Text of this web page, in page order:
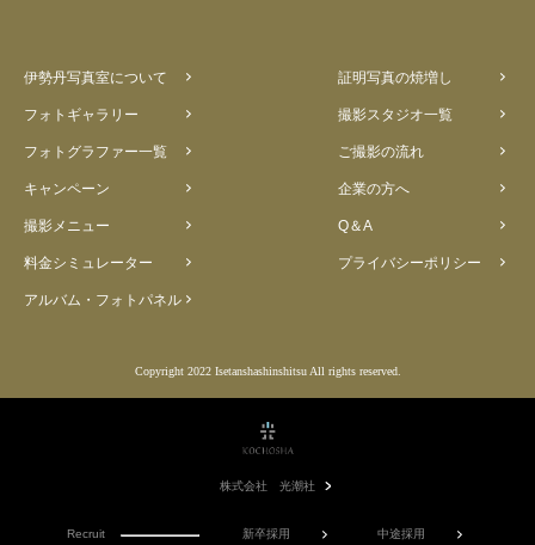
伊勢丹写真室について 証明写真の焼増し
フォトギャラリー 撮影スタジオ一覧
フォトグラファー一覧 ご撮影の流れ
キャンペーン 企業の方へ
撮影メニュー Q＆A
料金シミュレーター プライバシーポリシー
アルバム・フォトパネル
Copyright 2022 Isetanshashinshitsu All rights reserved.
株式会社 光潮社
Recruit 新卒採用 中途採用